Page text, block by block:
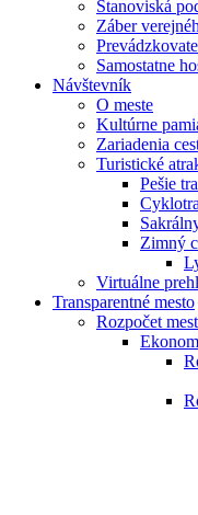
Stanoviská
Záber
Samostatne
Návštevník
O meste
Kultúrne
Zariadenia
Turistické
Pešie
Zimný
Virtuálne
Transparentné mesto
Rozpočet